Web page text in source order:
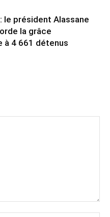
le président Alassane
la grâce
à 4 661 détenus